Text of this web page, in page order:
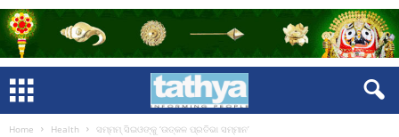
Home Health ସମ୍ମମ୍ ସିଇଓଙ୍କୁ ‘ଉତ୍କଳ ପ୍ରତିଭା ସମ୍ମାନ’